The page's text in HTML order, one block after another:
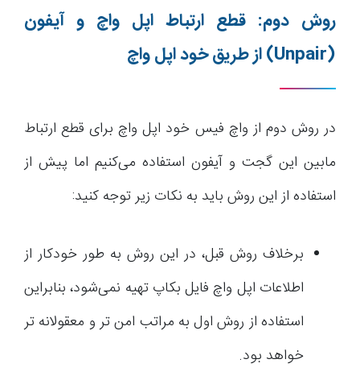
روش دوم: قطع ارتباط اپل واچ و آیفون
(Unpair)
از طریق خود اپل واچ
در روش دوم از واچ فیس خود اپل واچ برای قطع ارتباط
مابین این گجت و آیفون استفاده می‌کنیم اما پیش از
استفاده از این روش باید به نکات زیر توجه کنید:
برخلاف روش قبل، در این روش به طور خودکار از
اطلاعات اپل واچ فایل بکاپ تهیه نمی‌شود، بنابراین
استفاده از روش اول به مراتب امن تر و معقولانه تر
خواهد بود.